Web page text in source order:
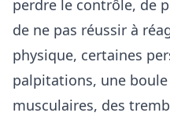
perdre le contrôle, de
de ne pas réussir à
physique, certaines
palpitations, une
musculaires, des